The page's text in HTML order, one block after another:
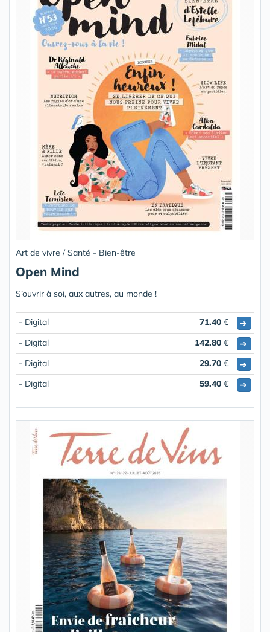
Art de vivre / Santé - Bien-être
Open Mind
S’ouvrir à soi, aux autres, au monde !
- Digital 71.40 €
➔
- Digital
142.80 €
➔
- Digital
29.70 €
➔
- Digital
59.40 € ➔